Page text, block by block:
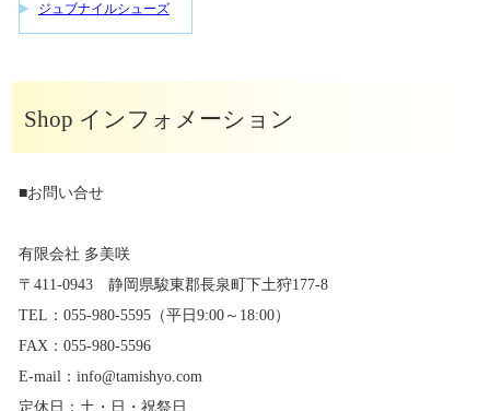
ジュブナイルシューズ
Shop インフォメーション
■お問い合せ
有限会社 多美咲
〒411-0943 静岡県駿東郡長泉町下土狩177-8
TEL：055-980-5595（平日9:00～18:00）
FAX：055-980-5596
E-mail：info@tamishyo.com
定休日：土・日・祝祭日